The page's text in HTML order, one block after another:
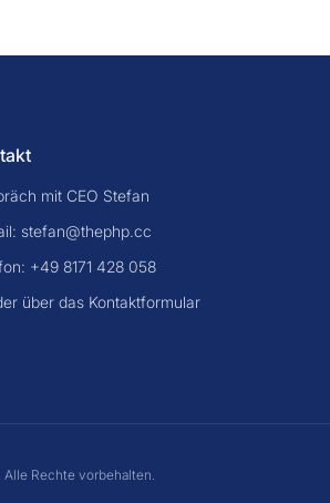
mit CEO Stefan
stefan@thephp.cc
+49 8171 428 058
über das Kontaktformular
Rechte vorbehalten.